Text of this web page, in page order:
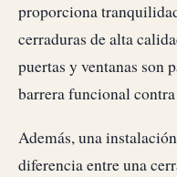
proporciona
cerraduras de alta
puertas y ventanas son
barrera funcional contra
Además, una
diferencia entre una